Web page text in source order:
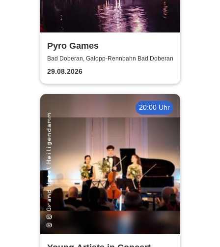
Pyro Games
Bad Doberan, Galopp-Rennbahn Bad Doberan
29.08.2026
20:00 Uhr